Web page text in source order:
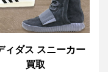
ィダス スニーカー
買取